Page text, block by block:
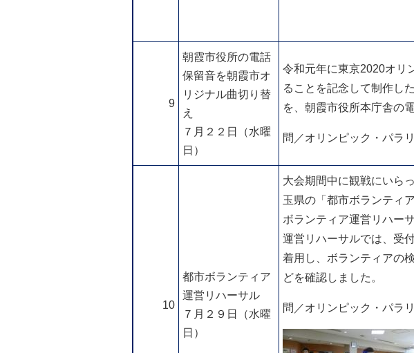
9
朝霞市役所の電話
保留音を朝霞市オ
リジナル曲切り替
え
７月２２日（水曜
日）
令和元年に東京2020オリ
ることを記念して制作し
を、朝霞市役所本庁舎の
問／オリンピック・パラ
10
都市ボランティア
運営リハーサル
７月２９日（水曜
日）
大会期間中に観戦にいら
玉県の「都市ボランティ
ボランティア運営リハー
運営リハーサルでは、受
着用し、ボランティアの
どを確認しました。
問／オリンピック・パラ